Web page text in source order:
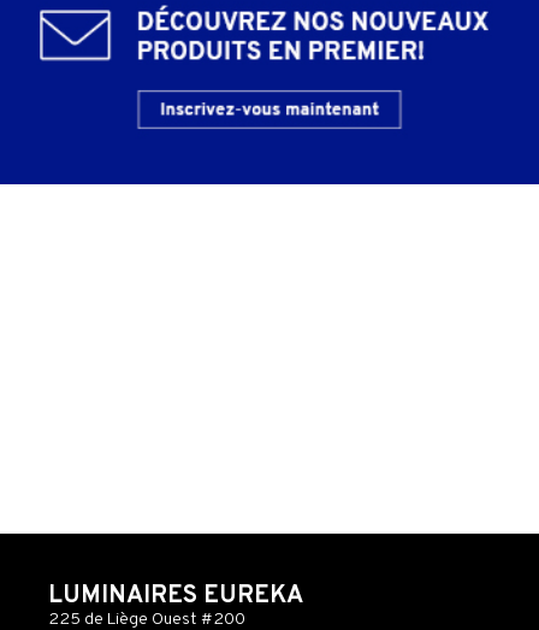
LUMINAIRES EUREKA
225 de Liège Ouest #200